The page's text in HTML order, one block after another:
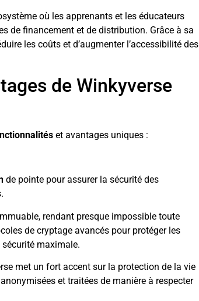
où les apprenants et les éducateurs
de financement et de distribution. Grâce à sa
les coûts et d’augmenter l’accessibilité des
de Winkyverse
et avantages uniques :
de pointe pour assurer la sécurité des
rendant presque impossible toute
de cryptage avancés pour protéger les
maximale.
met un fort accent sur la protection de la vie
et traitées de manière à respecter